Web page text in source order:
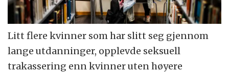
Litt flere kvinner som har slitt seg gjennom
lange utdanninger, opplevde seksuell
trakassering enn kvinner uten høyere